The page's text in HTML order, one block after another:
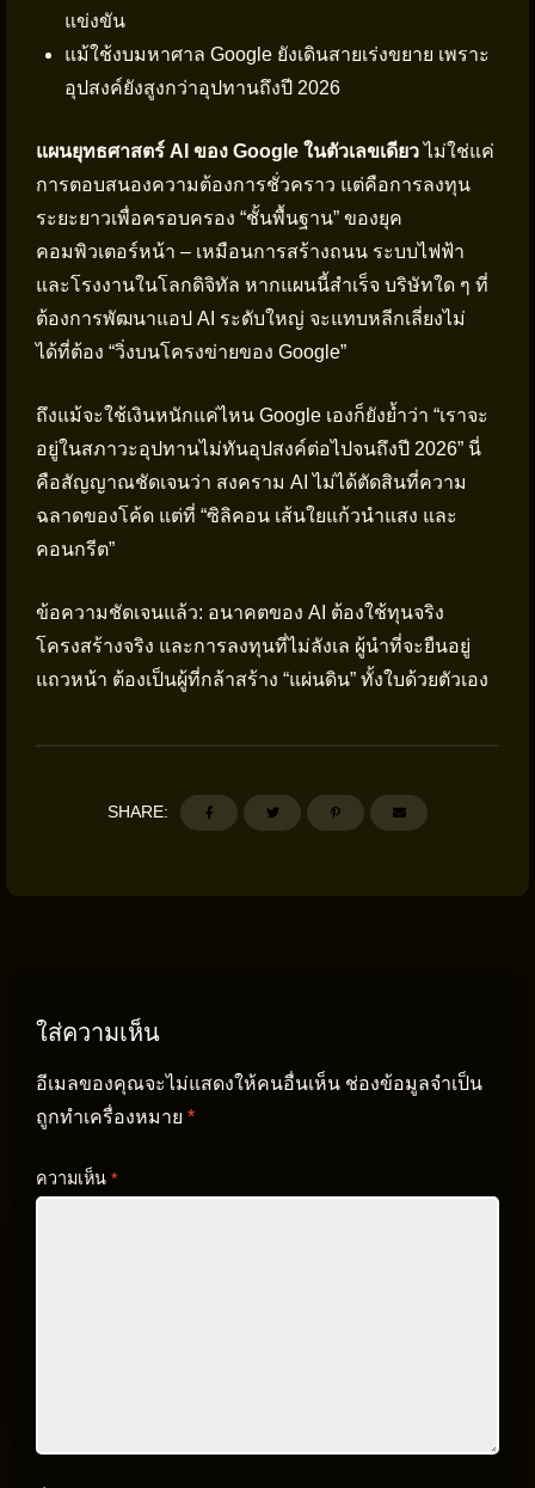
แข่งขัน
แม้ใช้งบมหาศาล Google ยังเดินสายเร่งขยาย เพราะ
อุปสงค์ยังสูงกว่าอุปทานถึงปี 2026
แผนยุทธศาสตร์ AI ของ Google ในตัวเลขเดียวไม่ใช่แค่
การตอบสนองความต้องการชั่วคราว แต่คือการลงทุน
ระยะยาวเพื่อครอบครอง “ชั้นพื้นฐาน” ของยุค
คอมพิวเตอร์หน้า – เหมือนการสร้างถนน ระบบไฟฟ้า
และโรงงานในโลกดิจิทัล หากแผนนี้สำเร็จ บริษัทใด ๆ ที่
ต้องการพัฒนาแอป AI ระดับใหญ่ จะแทบหลีกเลี่ยงไม่
ได้ที่ต้อง “วิ่งบนโครงข่ายของ Google”
ถึงแม้จะใช้เงินหนักแค่ไหน Google เองก็ยังย้ำว่า “เราจะ
อยู่ในสภาวะอุปทานไม่ทันอุปสงค์ต่อไปจนถึงปี 2026” นี่
คือสัญญาณชัดเจนว่า สงคราม AI ไม่ได้ตัดสินที่ความ
ฉลาดของโค้ด แต่ที่ “ซิลิคอน เส้นใยแก้วนำแสง และ
คอนกรีต”
ข้อความชัดเจนแล้ว: อนาคตของ AI ต้องใช้ทุนจริง
โครงสร้างจริง และการลงทุนที่ไม่ลังเล ผู้นำที่จะยืนอยู่
แถวหน้า ต้องเป็นผู้ที่กล้าสร้าง “แผ่นดิน” ทั้งใบด้วยตัวเอง
SHARE:
ใส่ความเห็น
อีเมลของคุณจะไม่แสดงให้คนอื่นเห็น ช่องข้อมูลจำเป็น
ถูกทำเครื่องหมาย *
ความเห็น *